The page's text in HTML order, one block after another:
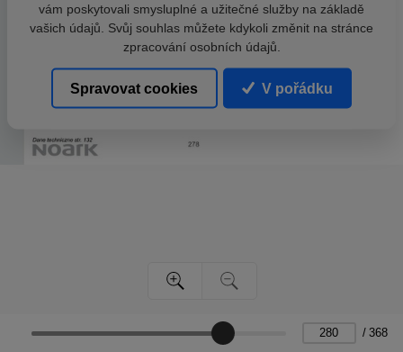
/ 368
vám poskytovali smysluplné a užitečné služby na základě
vašich údajů. Svůj souhlas můžete kdykoli změnit na stránce
zpracování osobních údajů.
Spravovat cookies V pořádku